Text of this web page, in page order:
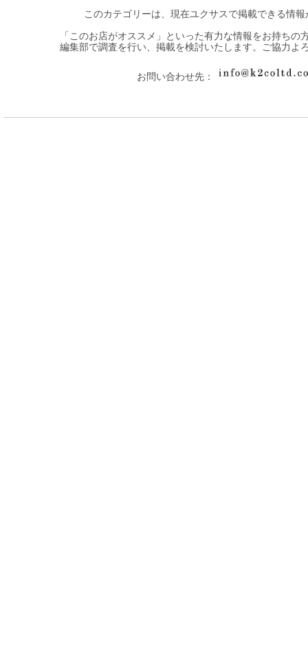
このカテゴリーは、現在ユクサスで掲載できる情
「このお店がオススメ」といった有力な情報をお持ちの
編集部で調査を行い、掲載を検討いたします。ご協力よ
お問い合わせ先：